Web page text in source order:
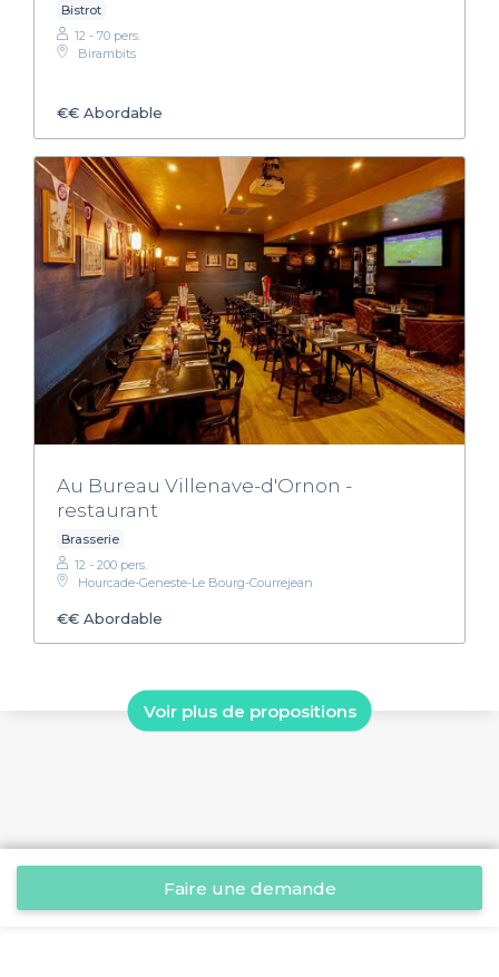
Bistrot
12 - 70 pers.
Birambits
€€ Abordable
Au Bureau Villenave-d'Ornon -
restaurant
Brasserie
12 - 200 pers.
Hourcade-Geneste-Le Bourg-Courrejean
€€ Abordable
Voir plus de propositions
Faire une demande